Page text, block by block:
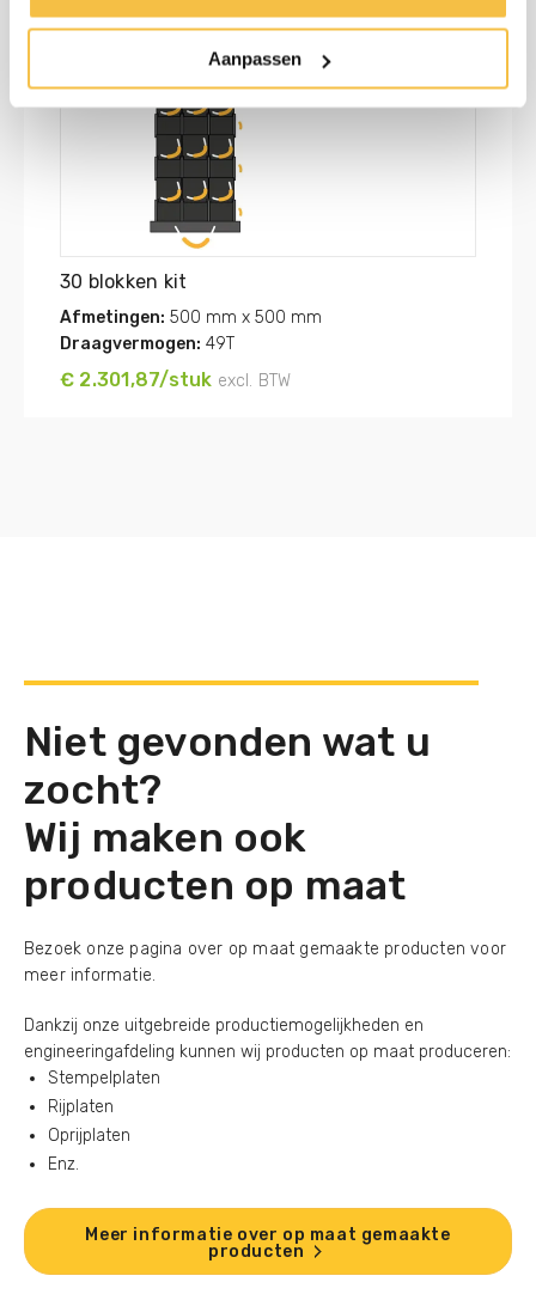
Aanpassen
30 blokken kit
Afmetingen: 500 mm x 500 mm
Draagvermogen: 49T
€ 2.301,87/stuk excl. BTW
Niet gevonden wat u
zocht?
Wij maken ook
producten op maat
Bezoek onze pagina over op maat gemaakte producten voor
meer informatie.
Dankzij onze uitgebreide productiemogelijkheden en
engineeringafdeling kunnen wij producten op maat produceren:
Stempelplaten
Rijplaten
Oprijplaten
Enz.
Meer informatie over op maat gemaakte
producten